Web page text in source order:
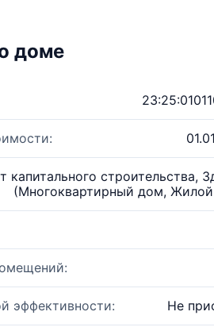
доме
капитального строительства,
(Многоквартирный дом,
эффективности: Не